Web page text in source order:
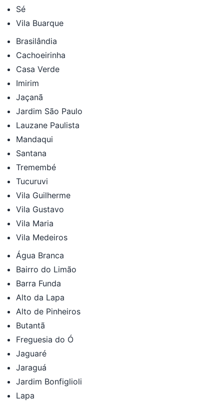
Sé
Vila Buarque
Brasilândia
Cachoeirinha
Casa Verde
Imirim
Jaçanã
Jardim São Paulo
Lauzane Paulista
Mandaqui
Santana
Tremembé
Tucuruvi
Vila Guilherme
Vila Gustavo
Vila Maria
Vila Medeiros
Água Branca
Bairro do Limão
Barra Funda
Alto da Lapa
Alto de Pinheiros
Butantã
Freguesia do Ó
Jaguaré
Jaraguá
Jardim Bonfiglioli
Lapa